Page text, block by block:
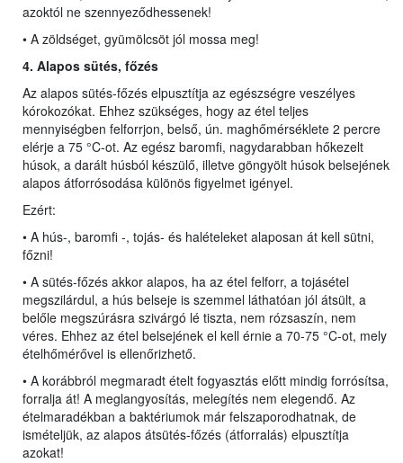
azoktól ne szennyeződhessenek!
• A zöldséget, gyümölcsöt jól mossa meg!
4. Alapos sütés, főzés
Az alapos sütés-főzés elpusztítja az egészségre veszélyes
kórokozókat. Ehhez szükséges, hogy az étel teljes
mennyiségben felforrjon, belső, ún. maghőmérséklete 2 percre
elérje a 75 °C-ot. Az egész baromfi, nagydarabban hőkezelt
húsok, a darált húsból készülő, illetve göngyölt húsok belsejének
alapos átforrósodása különös figyelmet igényel.
Ezért:
• A hús-, baromfi -, tojás- és halételeket alaposan át kell sütni,
főzni!
• A sütés-főzés akkor alapos, ha az étel felforr, a tojásétel
megszilárdul, a hús belseje is szemmel láthatóan jól átsült, a
belőle megszúrásra szivárgó lé tiszta, nem rózsaszín, nem
véres. Ehhez az étel belsejének el kell érnie a 70-75 °C-ot, mely
ételhőmérővel is ellenőrizhető.
• A korábbról megmaradt ételt fogyasztás előtt mindig forrósítsa,
forralja át! A meglangyosítás, melegítés nem elegendő. Az
ételmaradékban a baktériumok már felszaporodhatnak, de
ismételjük, az alapos átsütés-főzés (átforralás) elpusztítja
azokat!